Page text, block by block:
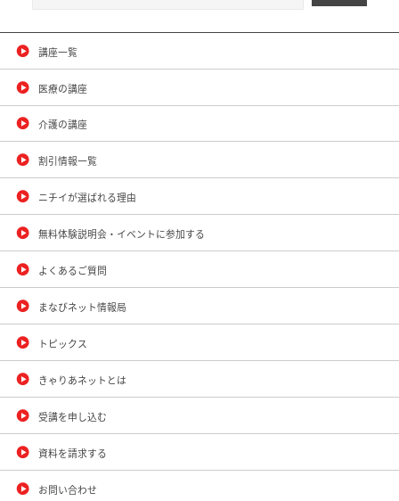
講座一覧
医療の講座
介護の講座
割引情報一覧
ニチイが選ばれる理由
無料体験説明会・イベントに参加する
よくあるご質問
まなびネット情報局
トピックス
きゃりあネットとは
受講を申し込む
資料を請求する
お問い合わせ